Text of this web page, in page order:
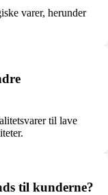
varer, herunder
til lave
til kunderne?